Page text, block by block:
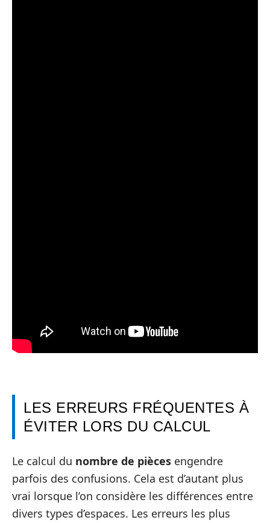
LES ERREURS FRÉQUENTES À
ÉVITER LORS DU CALCUL
Le calcul du nombre de pièces engendre
parfois des confusions. Cela est d’autant plus
vrai lorsque l’on considère les différences entre
divers types d’espaces. Les erreurs les plus